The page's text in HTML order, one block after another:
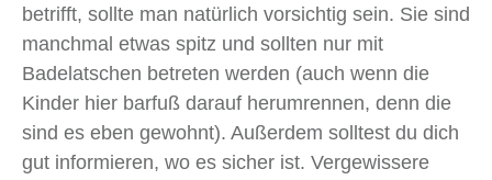
betrifft, sollte man natürlich vorsichtig sein. Sie sind
manchmal etwas spitz und sollten nur mit
Badelatschen betreten werden (auch wenn die
Kinder hier barfuß darauf herumrennen, denn die
sind es eben gewohnt). Außerdem solltest du dich
gut informieren, wo es sicher ist. Vergewissere